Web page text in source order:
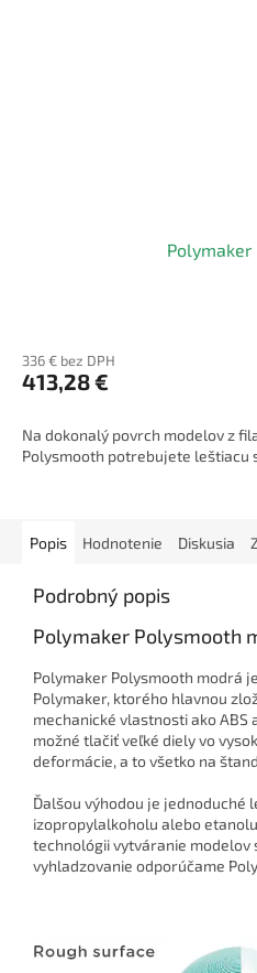
Polymaker
336 € bez DPH
413,28 €
Na dokonalý povrch modelov z
Polysmooth potrebujete leštiacu
Popis Hodnotenie Diskusia
Podrobný popis
Polymaker Polysmooth
Polymaker Polysmooth modrá
Polymaker, ktorého hlavnou
mechanické vlastnosti ako ABS
možné tlačiť veľké diely vo
deformácie, a to všetko na
Ďalšou výhodou je jednoduché
izopropylalkoholu alebo
technológii vytváranie modelov
vyhladzovanie odporúčame